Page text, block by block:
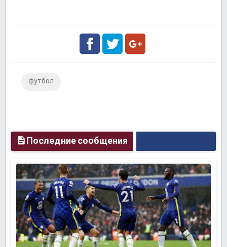
футбол
Последние сообщения